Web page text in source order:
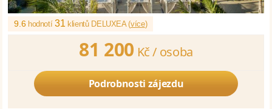
9.6 hodnotí31 klientů DELUXEA (více)
81 200 Kč / osoba
Podrobnosti zájezdu